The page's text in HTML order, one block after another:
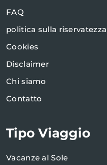
FAQ
politica sulla riservatezza
Cookies
Disclaimer
Chi siamo
Contatto
Tipo Viaggio
Vacanze al Sole